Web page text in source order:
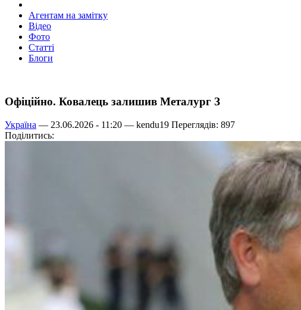
Агентам на замітку
Відео
Фото
Статті
Блоги
Офіційно. Ковалець залишив Металург З
Україна — 23.06.2026 - 11:20 — kendu19 Переглядів: 897
Поділитись: